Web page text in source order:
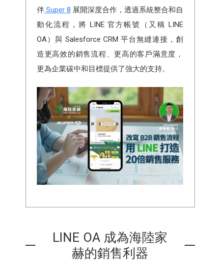
伴 Super 8 展開深度合作，透過系統整合和自
動化流程，將 LINE 官方帳號（又稱 LINE
OA）與 Salesforce CRM 平台無縫連接，創
造更高效的銷售流程、更高的客戶滿意度，
更為企業碳中和目標提供了強大的支持。
LINE OA 成為海陸家
赫的銷售利器